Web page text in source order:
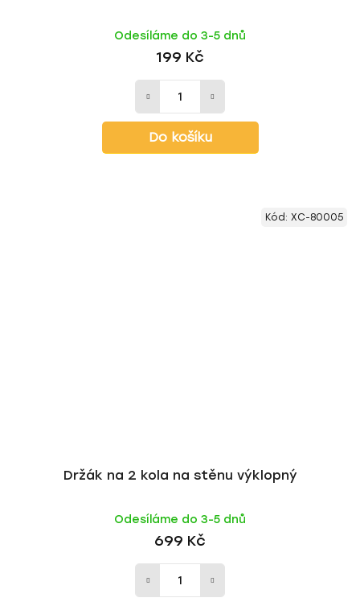
Odesíláme do 3-5 dnů
199 Kč
Do košíku
Držák na 2 kola na stěnu výklopný
Odesíláme do 3-5 dnů
699 Kč
Kód: XC-80005